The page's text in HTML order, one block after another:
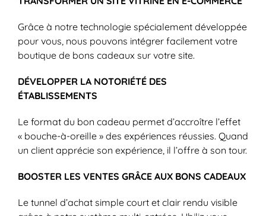
Grâce à notre technologie spécialement développée
pour vous, nous pouvons intégrer facilement votre
boutique de bons cadeaux sur votre site.
DÉVELOPPER LA NOTORIÉTÉ DES
ÉTABLISSEMENTS
Le format du bon cadeau permet d’accroître l’effet
« bouche-à-oreille » des expériences réussies. Quand
un client apprécie son expérience, il l’offre à son tour.
BOOSTER LES VENTES GRÂCE AUX BONS CADEAUX
Le tunnel d’achat simple court et clair rendu visible